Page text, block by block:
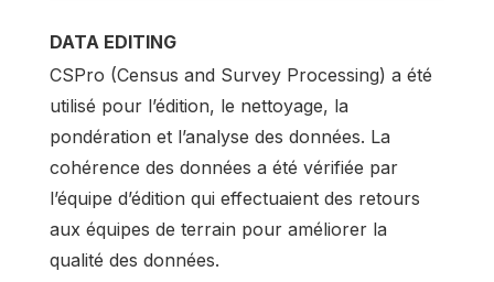
DATA EDITING
CSPro (Census and Survey Processing) a été
utilisé pour l’édition, le nettoyage, la
pondération et l’analyse des données. La
cohérence des données a été vérifiée par
l’équipe d’édition qui effectuaient des retours
aux équipes de terrain pour améliorer la
qualité des données.